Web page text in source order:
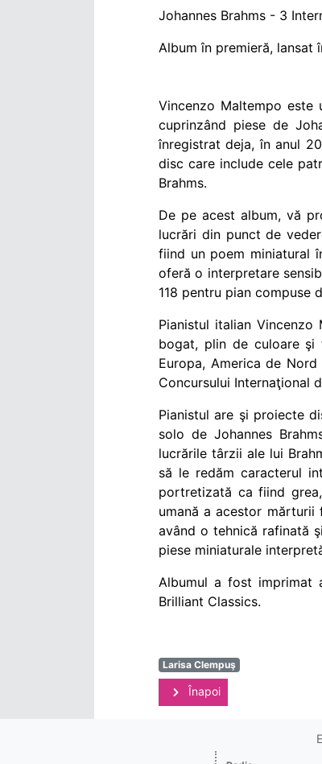
Johannes Brahms - 3
Album în premieră, lansat
Vincenzo Maltempo
cuprinzând piese de
înregistrat deja, în anul
disc care include cele
Brahms.
De pe acest album, vă
lucrări din punct de
fiind un poem miniatural
oferă o interpretare
118 pentru pian compuse
Pianistul italian
bogat, plin de culoare şi
Europa, America de
Concursului Internaţional
Pianistul are şi proiecte
solo de Johannes
lucrările târzii ale lui
să le redăm caracterul
portretizată ca fiind
umană a acestor mărturii
având o tehnică rafinată
piese miniaturale
Albumul a fost imprimat
Brilliant Classics.
Larisa Clempuş
Înapoi